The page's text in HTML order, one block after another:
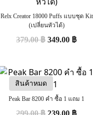
Relx Creator 18000 Puffs แบบชุด Kit
(เปลี่ยนหัวได้)
379.00฿ 349.00 ฿
สินค้าหมด
Peak Bar 8200 คำ ซื้อ 1 แถม 1
299.00฿ 239.00 ฿